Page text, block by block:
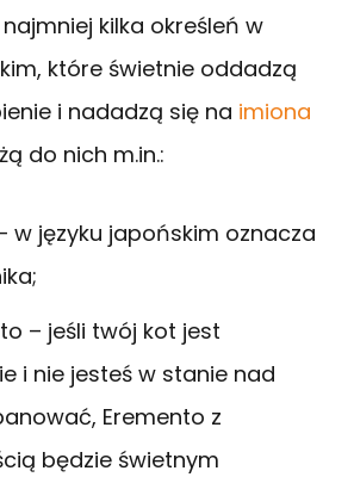
kilka określeń w
które świetnie oddadzą
i nadadzą się na imiona
do nich m.in.:
w języku japońskim oznacza
– jeśli twój kot jest
i nie jesteś w stanie nad
Eremento z
będzie świetnym